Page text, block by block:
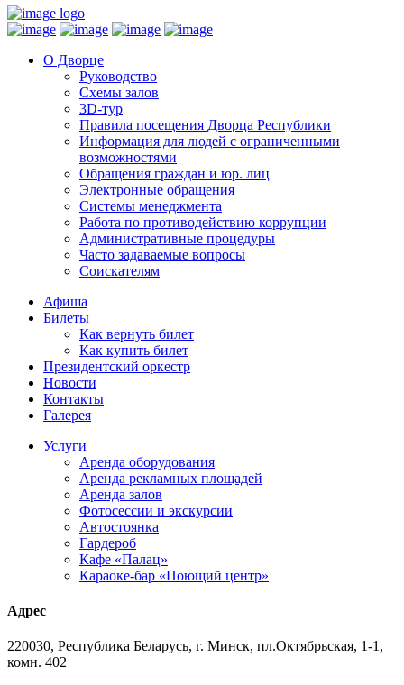
О Дворце
Руководство
Схемы залов
3D-тур
Правила посещения Дворца Республики
Информация для людей с ограниченными
возможностями
Обращения граждан и юр. лиц
Электронные обращения
Системы менеджмента
Работа по противодействию коррупции
Административные процедуры
Часто задаваемые вопросы
Соискателям
Афиша
Билеты
Как вернуть билет
Как купить билет
Президентский оркестр
Новости
Контакты
Галерея
Услуги
Аренда оборудования
Аренда рекламных площадей
Аренда залов
Фотосессии и экскурсии
Автостоянка
Гардероб
Кафе «Палац»
Караоке-бар «Поющий центр»
Адрес
220030, Республика Беларусь, г. Минск, пл.Октябрьская, 1-1,
комн. 402